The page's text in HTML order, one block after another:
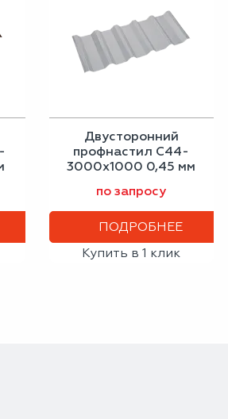
Двусторонний
профнастил С44-
3000х1000 0,45 мм
по запросу
ПОДРОБНЕЕ
Купить в 1 клик